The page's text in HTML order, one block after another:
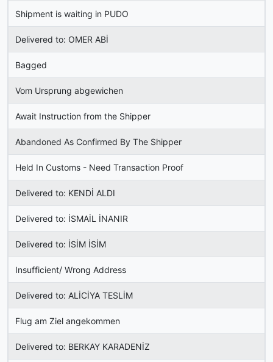
Shipment is waiting in PUDO
Delivered to: OMER ABİ
Bagged
Vom Ursprung abgewichen
Await Instruction from the Shipper
Abandoned As Confirmed By The Shipper
Held In Customs - Need Transaction Proof
Delivered to: KENDİ ALDI
Delivered to: İSMAİL İNANIR
Delivered to: İSİM İSİM
Insufficient/ Wrong Address
Delivered to: ALİCİYA TESLİM
Flug am Ziel angekommen
Delivered to: BERKAY KARADENİZ